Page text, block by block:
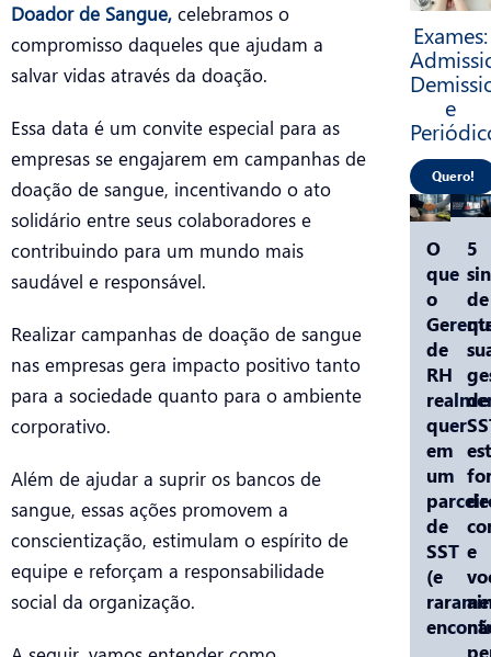
Doador de Sangue,celebramos o
compromisso daqueles que ajudam a
salvar vidas através da doação.
Essa data é um convite especial para as
empresas se engajarem em campanhas de
doação de sangue, incentivando o ato
solidário entre seus colaboradores e
contribuindo para um mundo mais
saudável e responsável.
Realizar campanhas de doação de sangue
nas empresas gera impacto positivo tanto
para a sociedade quanto para o ambiente
corporativo.
Além de ajudar a suprir os bancos de
sangue, essas ações promovem a
conscientização, estimulam o espírito de
equipe e reforçam a responsabilidade
social da organização.
Exames:
e
Quero!
O
que
o
de
RH
quer
em
um
de
SST
(e
5
de
de
de
e